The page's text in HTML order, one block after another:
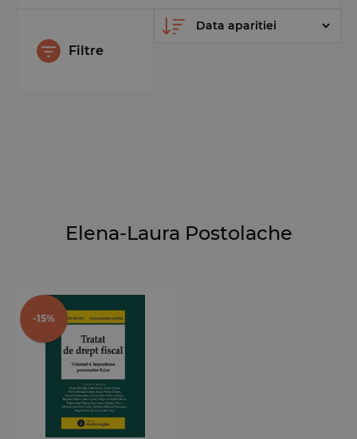
Filtre
Elena-Laura Postolache
-15%